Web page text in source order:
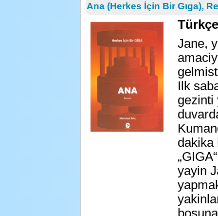
Ana (Herkes İçin Bir Gıga),
Jane,
Ilk
gezinti
dakika
yayin